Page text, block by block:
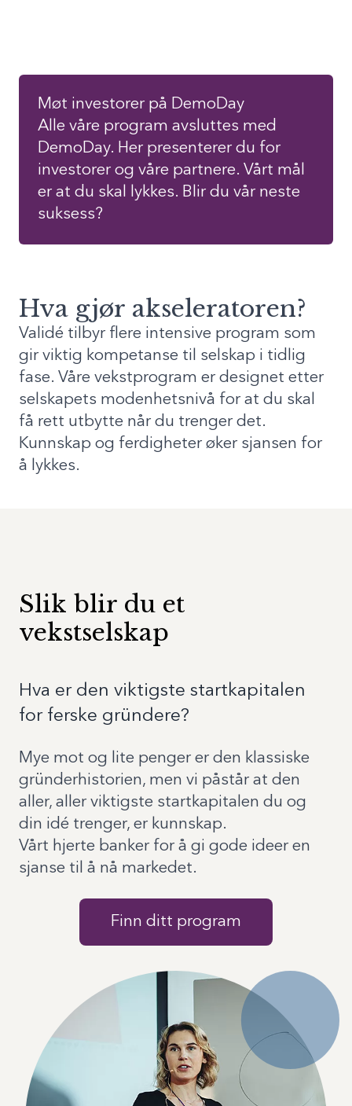
Møt investorer på DemoDay
Alle våre program avsluttes med
DemoDay. Her presenterer du for
investorer og våre partnere. Vårt mål
er at du skal lykkes. Blir du vår neste
suksess?
Hva gjør akseleratoren?
Validé tilbyr flere intensive program som
gir viktig kompetanse til selskap i tidlig
fase. Våre vekstprogram er designet etter
selskapets modenhetsnivå for at du skal
få rett utbytte når du trenger det.
Kunnskap og ferdigheter øker sjansen for
å lykkes.
Slik blir du et
vekstselskap
Hva er den viktigste startkapitalen
for ferske gründere?
Mye mot og lite penger er den klassiske
gründerhistorien, men vi påstår at den
aller, aller viktigste startkapitalen du og
din idé trenger, er kunnskap.
Vårt hjerte banker for å gi gode ideer en
sjanse til å nå markedet.
Finn ditt program